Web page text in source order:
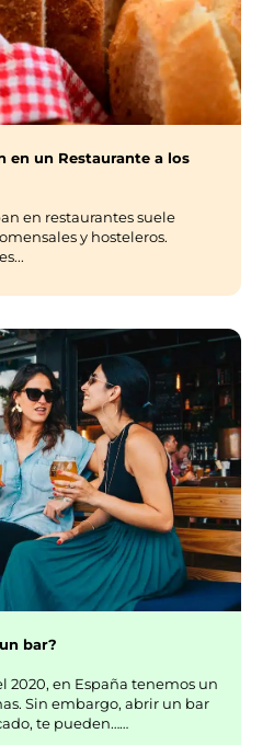
en un Restaurante a los
en restaurantes suele
y hosteleros.
bar?
2020, en España tenemos un
Sin embargo, abrir un bar
te pueden……